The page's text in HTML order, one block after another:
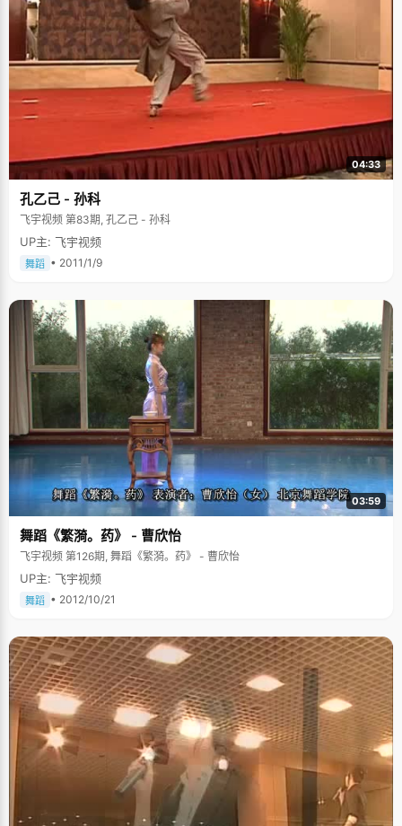
04:33
孔乙己 - 孙科
飞宇视频 第83期, 孔乙己 - 孙科
UP主: 飞宇视频
舞蹈 • 2011/1/9
03:59
舞蹈《繁漪。药》 - 曹欣怡
飞宇视频 第126期, 舞蹈《繁漪。药》 - 曹欣怡
UP主: 飞宇视频
舞蹈 • 2012/10/21